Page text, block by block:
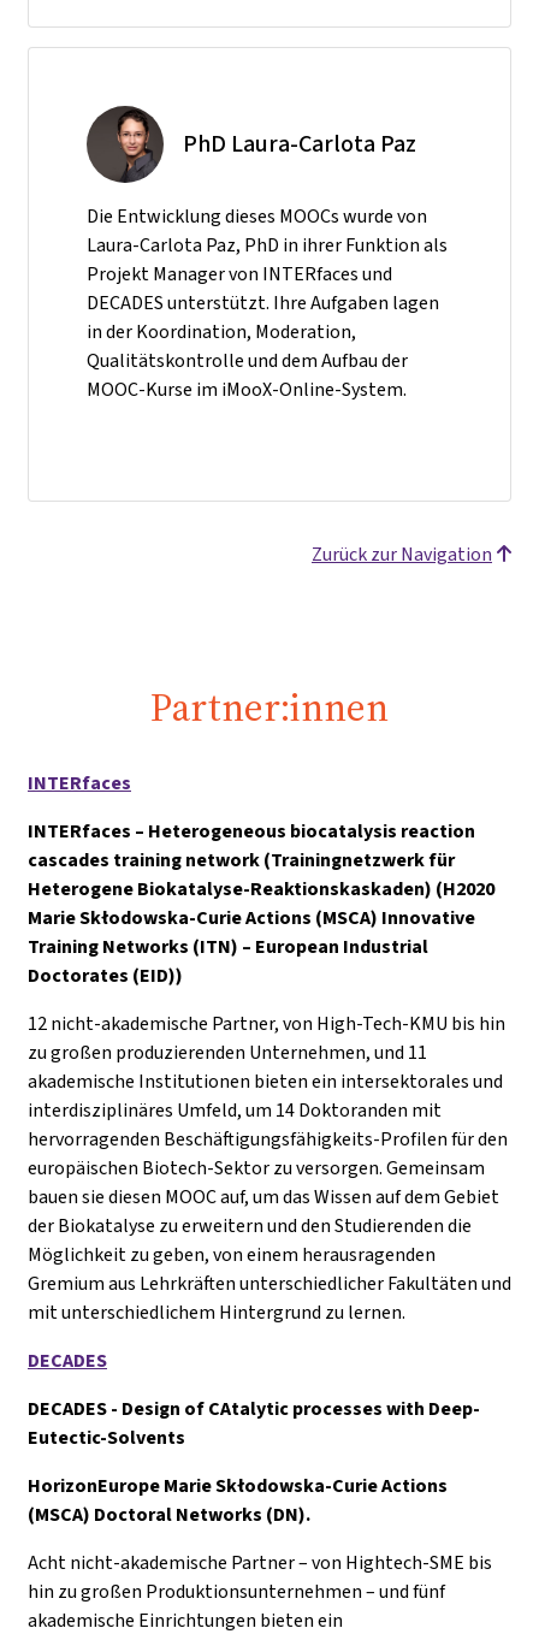
PhD Laura-Carlota Paz
Die Entwicklung dieses MOOCs wurde von
Laura-Carlota Paz, PhD in ihrer Funktion als
Projekt Manager von INTERfaces und
DECADES unterstützt. Ihre Aufgaben lagen
in der Koordination, Moderation,
Qualitätskontrolle und dem Aufbau der
MOOC-Kurse im iMooX-Online-System.
Zurück zur Navigation
Partner:innen
INTERfaces
INTERfaces – Heterogeneous biocatalysis reaction
cascades training network (Trainingnetzwerk für
Heterogene Biokatalyse-Reaktionskaskaden) (H2020
Marie Skłodowska-Curie Actions (MSCA) Innovative
Training Networks (ITN) – European Industrial
Doctorates (EID))
12 nicht-akademische Partner, von High-Tech-KMU bis hin
zu großen produzierenden Unternehmen, und 11
akademische Institutionen bieten ein intersektorales und
interdisziplinäres Umfeld, um 14 Doktoranden mit
hervorragenden Beschäftigungsfähigkeits-Profilen für den
europäischen Biotech-Sektor zu versorgen. Gemeinsam
bauen sie diesen MOOC auf, um das Wissen auf dem Gebiet
der Biokatalyse zu erweitern und den Studierenden die
Möglichkeit zu geben, von einem herausragenden
Gremium aus Lehrkräften unterschiedlicher Fakultäten und
mit unterschiedlichem Hintergrund zu lernen.
DECADES
DECADES - Design of CAtalytic processes with Deep-
Eutectic-Solvents
HorizonEurope Marie Skłodowska-Curie Actions
(MSCA) Doctoral Networks (DN).
Acht nicht-akademische Partner – von Hightech-SME bis
hin zu großen Produktionsunternehmen – und fünf
akademische Einrichtungen bieten ein